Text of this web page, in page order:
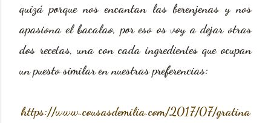
quizá porque nos encantan las berenjenas y nos
apasiona el bacalao, por eso os voy a dejar otras
dos recetas, una con cada ingredientes que ocupan
un puesto similar en nuestras preferencias:
https://www.cousasdemilia.com/2017/07/gratina